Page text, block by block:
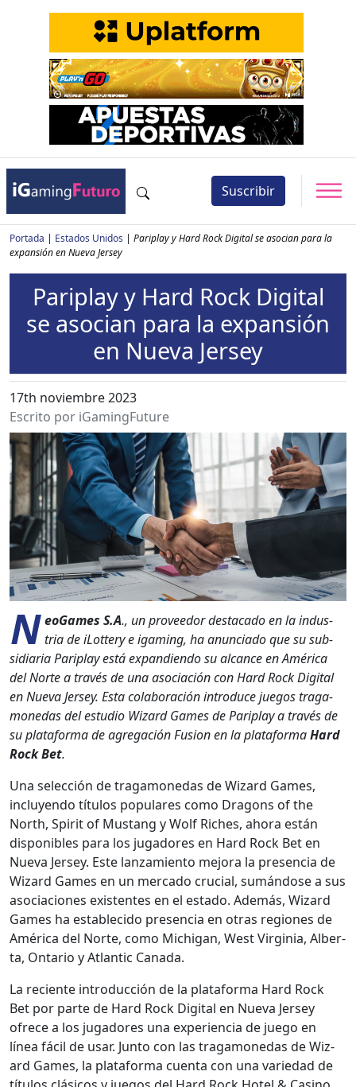
Suscribir
Portada | Estados Unidos | Pariplay y Hard Rock Digital se asocian para la
expansión en Nueva Jersey
Pariplay y Hard Rock Digital
se asocian para la expansión
en Nueva Jersey
17th noviembre 2023
Escrito por iGamingFuture
NeoGames S.A., un provee­dor desta­ca­do en la indus­
tria de iLot­tery e igam­ing, ha anun­ci­a­do que su sub­
sidiaria Pariplay está expan­di­en­do su alcance en Améri­ca
del Norte a través de una aso­ciación con Hard Rock Dig­i­tal
en Nue­va Jer­sey. Esta colab­o­ración intro­duce jue­gos trag­a­
monedas del estu­dio Wiz­ard Games de Pariplay a través de
su platafor­ma de agre­gación Fusion en la platafor­maHard
Rock Bet.
Una selec­ción de trag­a­monedas de Wiz­ard Games,
incluyen­do títu­los pop­u­lares como Drag­ons of the
North, Spir­it of Mus­tang y Wolf Rich­es, aho­ra están
disponibles para los jugadores en Hard Rock Bet en
Nue­va Jer­sey. Este lan­za­mien­to mejo­ra la pres­en­cia de
Wiz­ard Games en un mer­ca­do cru­cial, sumán­dose a sus
aso­cia­ciones exis­tentes en el esta­do. Además, Wiz­ard
Games ha estable­ci­do pres­en­cia en otras regiones de
Améri­ca del Norte, como Michi­gan, West Vir­ginia, Alber­
ta, Ontario y Atlantic Cana­da.
La reciente intro­duc­ción de la platafor­ma Hard Rock
Bet por parte de Hard Rock Dig­i­tal en Nue­va Jer­sey
ofrece a los jugadores una expe­ri­en­cia de juego en
línea fácil de usar. Jun­to con las trag­a­monedas de Wiz­
ard Games, la platafor­ma cuen­ta con una var­iedad de